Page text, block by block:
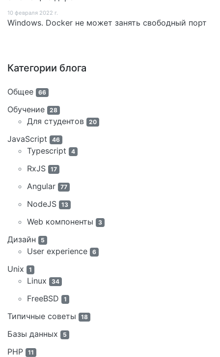
10 февраля 2022 г.
Windows. Docker не может занять свободный порт
Категории блога
Общее 66
Обучение 28
Для студентов 20
JavaScript 46
Typescript 4
RxJS 17
Angular 77
NodeJS 13
Web компоненты 3
Дизайн 5
User experience 6
Unix 1
Linux 34
FreeBSD 1
Типичные советы 18
Базы данных 5
PHP 11